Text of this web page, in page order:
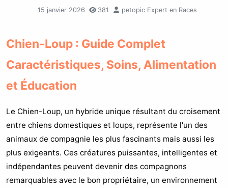
15 janvier 2026 381 petopic Expert en Races
Chien-Loup : Guide Complet
Caractéristiques, Soins, Alimentation
et Éducation
Le Chien-Loup, un hybride unique résultant du croisement
entre chiens domestiques et loups, représente l'un des
animaux de compagnie les plus fascinants mais aussi les
plus exigeants. Ces créatures puissantes, intelligentes et
indépendantes peuvent devenir des compagnons
remarquables avec le bon propriétaire, un environnement